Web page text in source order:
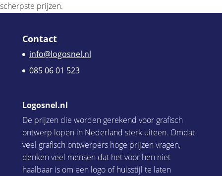
scherpste prijzen.
Contact
info@logosnel.nl
085 06 01 523
Logosnel.nl
De prijzen die worden gerekend voor grafisch
ontwerp lopen in Nederland sterk uiteen. Omdat
veel grafisch ontwerpers hoge prijzen vragen,
denken veel mensen dat het voor hen niet
haalbaar is om een logo of huisstijl te laten